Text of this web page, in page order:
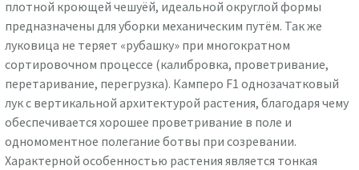
плотной кроющей чешуёй, идеальной округлой формы
предназначены для уборки механическим путём. Так же
луковица не теряет «рубашку» при многократном
сортировочном процессе (калибровка, проветривание,
перетаривание, перегрузка). Камперо F1 однозачатковый
лук с вертикальной архитектурой растения, благодаря чему
обеспечивается хорошее проветривание в поле и
одномоментное полегание ботвы при созревании.
Характерной особенностью растения является тонкая